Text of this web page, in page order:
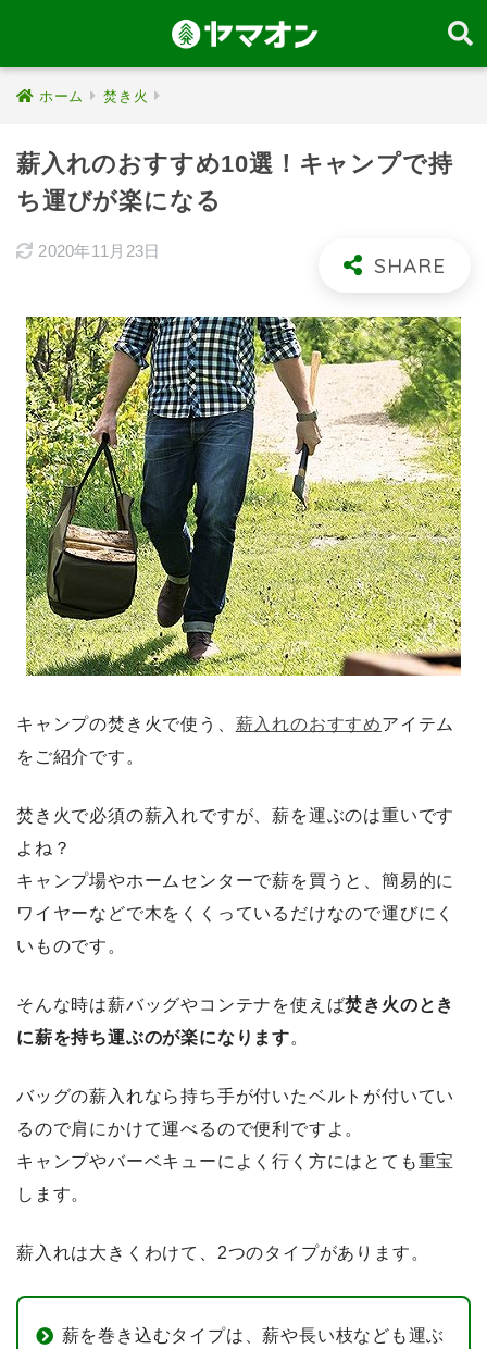
ホーム 焚き火
薪入れのおすすめ10選！キャンプで持
ち運びが楽になる
2020年11月23日
キャンプの焚き火で使う、 薪入れのおすすめアイテム
をご紹介です。
焚き火で必須の薪入れですが、薪を運ぶのは重いです
よね？
キャンプ場やホームセンターで薪を買うと、簡易的に
ワイヤーなどで木をくくっているだけなので運びにく
いものです。
そんな時は薪バッグやコンテナを使えば焚き火のとき
に薪を持ち運ぶのが楽になります。
バッグの薪入れなら持ち手が付いたベルトが付いてい
るので肩にかけて運べるので便利ですよ。
キャンプやバーベキューによく行く方にはとても重宝
します。
薪入れは大きくわけて、2つのタイプがあります。
薪を巻き込むタイプは、薪や長い枝なども運ぶ